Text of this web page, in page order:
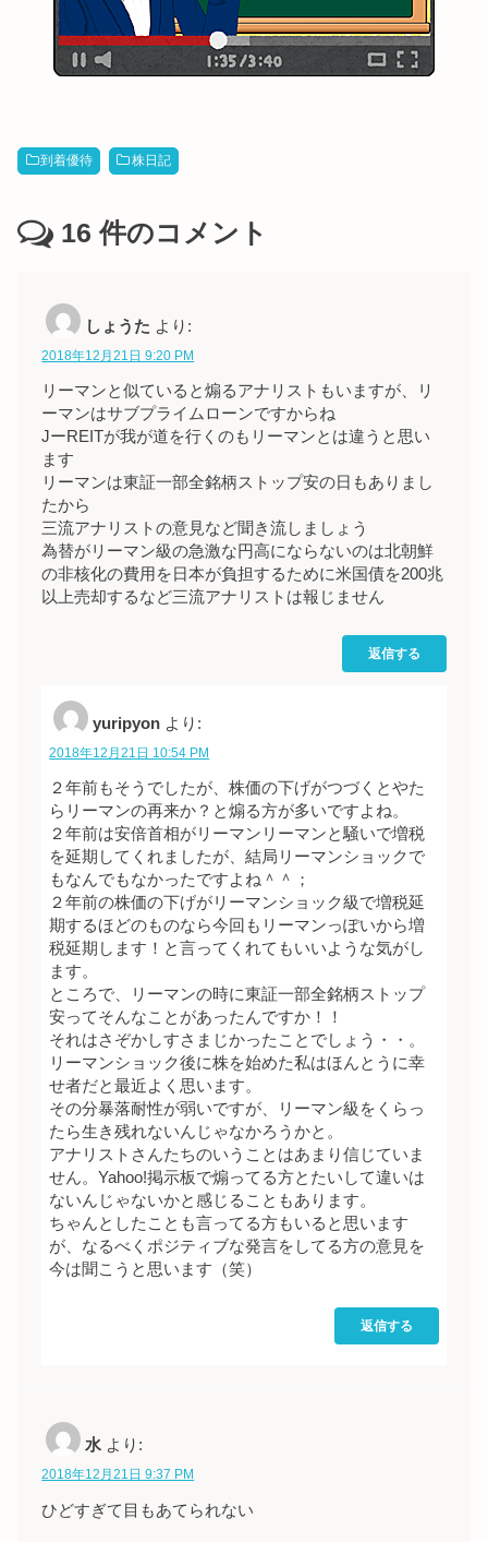
到着優待 株日記
16 件のコメント
しょうた より:
2018年12月21日 9:20 PM
リーマンと似ていると煽るアナリストもいますが、リ
ーマンはサブプライムローンですからね
JーREITが我が道を行くのもリーマンとは違うと思い
ます
リーマンは東証一部全銘柄ストップ安の日もありまし
たから
三流アナリストの意見など聞き流しましょう
為替がリーマン級の急激な円高にならないのは北朝鮮
の非核化の費用を日本が負担するために米国債を200兆
以上売却するなど三流アナリストは報じません
返信する
yuripyon より:
2018年12月21日 10:54 PM
２年前もそうでしたが、株価の下げがつづくとやた
らリーマンの再来か？と煽る方が多いですよね。
２年前は安倍首相がリーマンリーマンと騒いで増税
を延期してくれましたが、結局リーマンショックで
もなんでもなかったですよね＾＾；
２年前の株価の下げがリーマンショック級で増税延
期するほどのものなら今回もリーマンっぽいから増
税延期します！と言ってくれてもいいような気がし
ます。
ところで、リーマンの時に東証一部全銘柄ストップ
安ってそんなことがあったんですか！！
それはさぞかしすさまじかったことでしょう・・。
リーマンショック後に株を始めた私はほんとうに幸
せ者だと最近よく思います。
その分暴落耐性が弱いですが、リーマン級をくらっ
たら生き残れないんじゃなかろうかと。
アナリストさんたちのいうことはあまり信じていま
せん。Yahoo!掲示板で煽ってる方とたいして違いは
ないんじゃないかと感じることもあります。
ちゃんとしたことも言ってる方もいると思います
が、なるべくポジティブな発言をしてる方の意見を
今は聞こうと思います（笑）
返信する
水 より:
2018年12月21日 9:37 PM
ひどすぎて目もあてられない